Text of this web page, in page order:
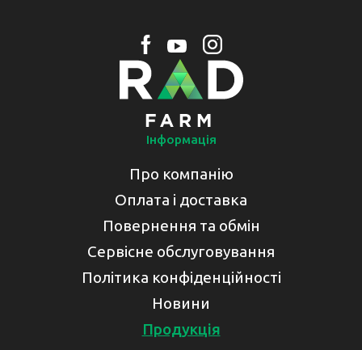
Інформація
Про компанію
Оплата і доставка
Повернення та обмін
Сервісне обслуговування
Політика конфіденційності
Новини
Продукція